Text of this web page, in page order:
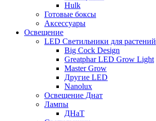
Hulk
Готовые боксы
Аксессуары
Освещение
LED Светильники для растений
Big Cock Design
Greatphar LED Grow Light
Master Grow
Другие LED
Nanolux
Освещение Днат
Лампы
ДНаТ